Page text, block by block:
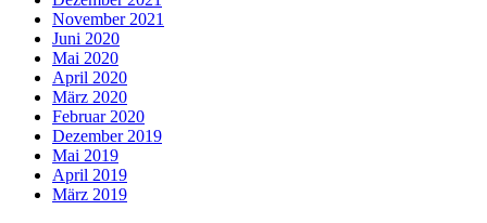
November 2021
Juni 2020
Mai 2020
April 2020
März 2020
Februar 2020
Dezember 2019
Mai 2019
April 2019
März 2019